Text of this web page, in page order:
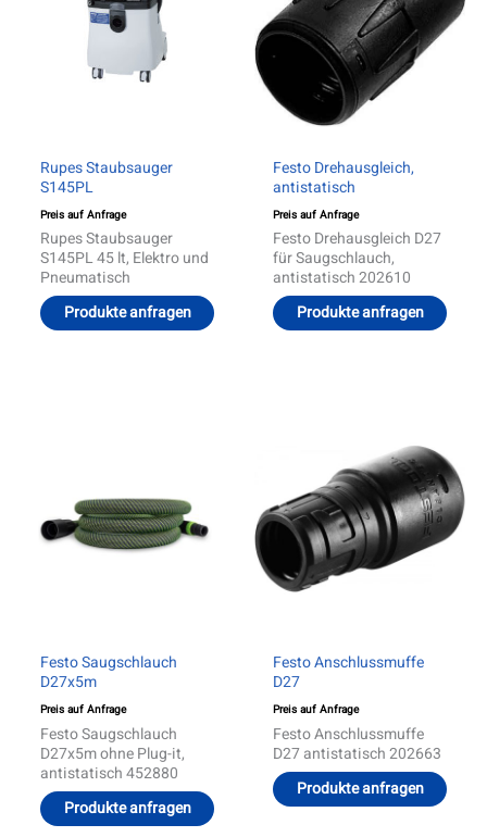
Rupes Staubsauger
S145PL
Preis auf Anfrage
Rupes Staubsauger
S145PL 45 lt, Elektro und
Pneumatisch
Produkte anfragen
Festo Drehausgleich,
antistatisch
Preis auf Anfrage
Festo Drehausgleich D27
für Saugschlauch,
antistatisch 202610
Produkte anfragen
auf.
Die
Festo Saugschlauch
D27x5m
Preis auf Anfrage
Festo Saugschlauch
D27x5m ohne Plug-it,
antistatisch 452880
Produkte anfragen
Festo Anschlussmuffe
D27
Preis auf Anfrage
Festo Anschlussmuffe
D27 antistatisch 202663
Produkte anfragen